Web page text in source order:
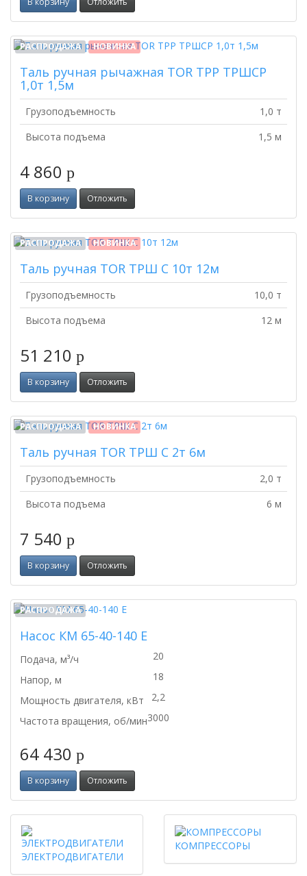
РАСПРОДАЖА НОВИНКА
Таль ручная рычажная TOR ТРР ТРШСР
1,0т 1,5м
Грузоподъемность
1,0 т
Высота подъема
1,5 м
4 860 p
В корзину Отложить
РАСПРОДАЖА НОВИНКА
Таль ручная TOR ТРШ C 10т 12м
Грузоподъемность
10,0 т
Высота подъема
12 м
51 210 p
В корзину Отложить
РАСПРОДАЖА НОВИНКА
Таль ручная TOR ТРШ C 2т 6м
Грузоподъемность
2,0 т
Высота подъема
6 м
7 540 p
В корзину Отложить
РАСПРОДАЖА
Насос КМ 65-40-140 Е
Подача, м³/ч
20
Напор, м
18
Мощность двигателя, кВт
2,2
Частота вращения, об/мин3000
64 430 p
В корзину Отложить
ЭЛЕКТРОДВИГАТЕЛИ
КОМПРЕССОРЫ